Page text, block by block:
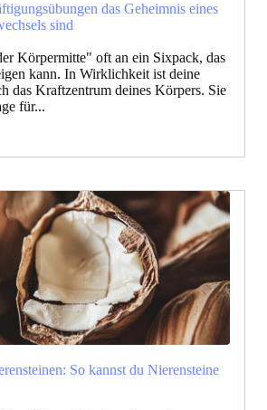
das Geheimnis eines
sind
Körpermitte" oft an ein Sixpack, das
kann. In Wirklichkeit ist deine
das Kraftzentrum deines Körpers. Sie
für...
So kannst du Nierensteine